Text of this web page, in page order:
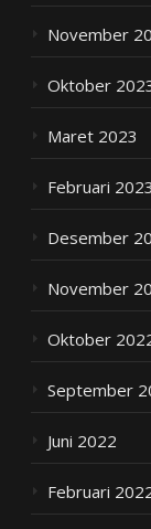
November
Oktober
Maret 2023
Februari 2023
Desember
November
Oktober
September
Juni 2022
Februari